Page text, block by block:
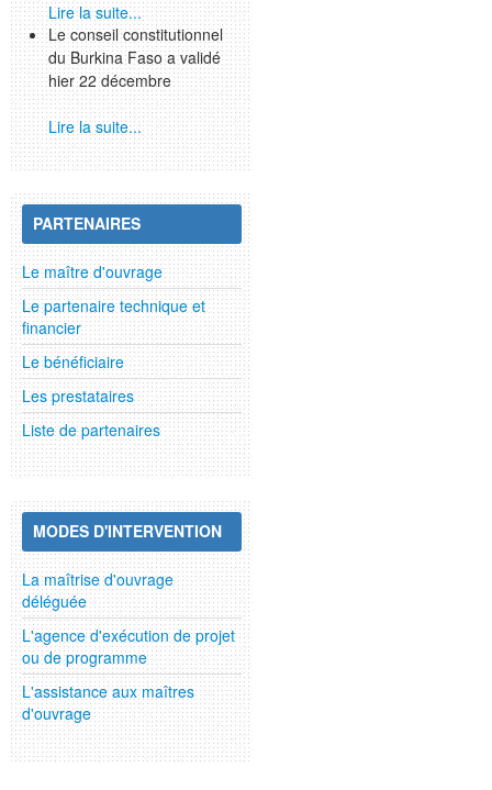
Lire la suite...
Le conseil constitutionnel
du Burkina Faso a validé
hier 22 décembre
Lire la suite...
PARTENAIRES
Le maître d'ouvrage
Le partenaire technique et
financier
Le bénéficiaire
Les prestataires
Liste de partenaires
MODES D'INTERVENTION
La maîtrise d'ouvrage
déléguée
L'agence d'exécution de projet
ou de programme
L'assistance aux maîtres
d'ouvrage